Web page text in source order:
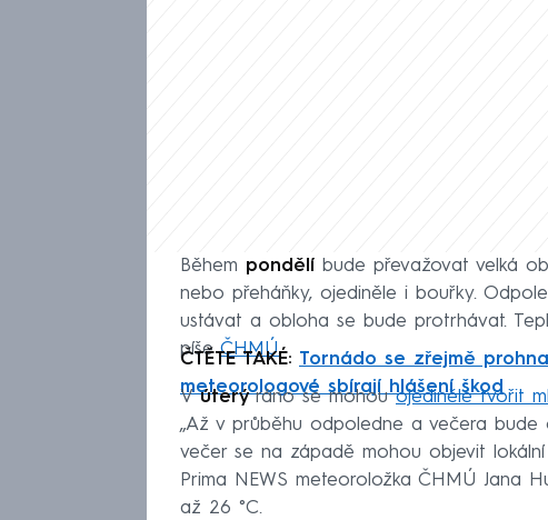
Během pondělí bude převažovat velká
nebo přeháňky, ojediněle i bouřky.
ustávat a obloha se bude protrhávat.
píšeČHMÚ.
ČTĚTE TAKÉ: Tornádo se zřejmě
meteorologové sbírají hlášení škod
Vúterýráno se mohouojediněle tvořit
„Až v průběhu odpoledne a večera
večer se na západě mohou objevit
Prima NEWS meteoroložka ČHMÚ Jana
až 26 °C.